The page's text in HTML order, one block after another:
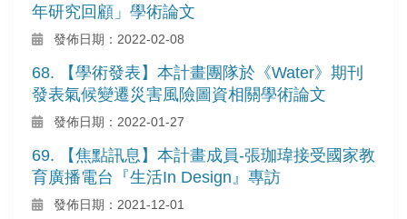
年研究回顧」學術論文
發佈日期：2022-02-08
68. 【學術發表】本計畫團隊於《Water》期刊
發表氣候變遷災害風險圖資相關學術論文
發佈日期：2022-01-27
69. 【焦點訊息】本計畫成員-張珈瑋接受國家教
育廣播電台『生活In Design』專訪
發佈日期：2021-12-01